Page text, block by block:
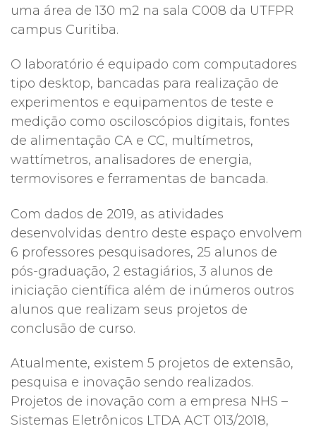
uma área de 130 m2 na sala C008 da UTFPR
campus Curitiba.
O laboratório é equipado com computadores
tipo desktop, bancadas para realização de
experimentos e equipamentos de teste e
medição como osciloscópios digitais, fontes
de alimentação CA e CC, multímetros,
wattímetros, analisadores de energia,
termovisores e ferramentas de bancada.
Com dados de 2019, as atividades
desenvolvidas dentro deste espaço envolvem
6 professores pesquisadores, 25 alunos de
pós-graduação, 2 estagiários, 3 alunos de
iniciação científica além de inúmeros outros
alunos que realizam seus projetos de
conclusão de curso.
Atualmente, existem 5 projetos de extensão,
pesquisa e inovação sendo realizados.
Projetos de inovação com a empresa NHS –
Sistemas Eletrônicos LTDA ACT 013/2018,